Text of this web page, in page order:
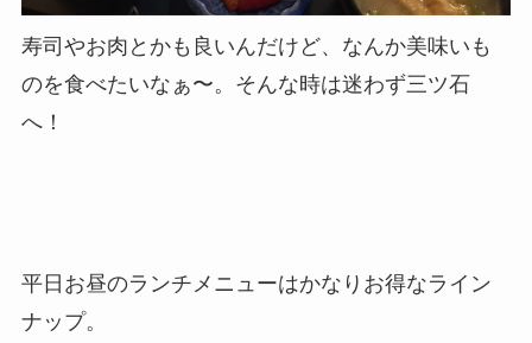
寿司やお肉とかも良いんだけど、なんか美味いも
のを食べたいなぁ〜。そんな時は迷わず三ツ石
へ！
平日お昼のランチメニューはかなりお得なライン
ナップ。